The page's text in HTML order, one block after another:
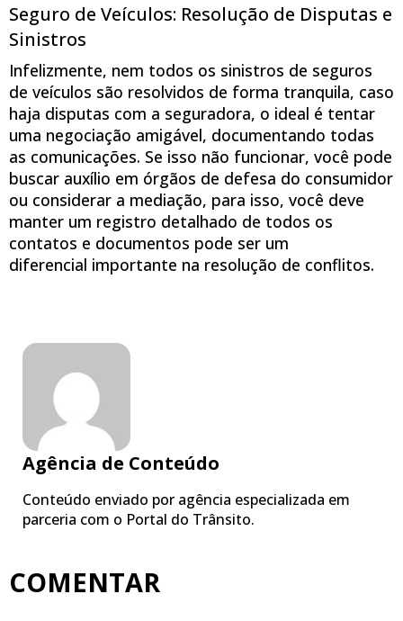
Seguro de Veículos: Resolução de Disputas e
Sinistros
Infelizmente, nem todos os sinistros de seguros
de veículos são resolvidos de forma tranquila, caso
haja disputas com a seguradora, o ideal é tentar
uma negociação amigável, documentando todas
as comunicações. Se isso não funcionar, você pode
buscar auxílio em órgãos de defesa do consumidor
ou considerar a mediação, para isso, você deve
manter um registro detalhado de todos os
contatos e documentos pode ser um
diferencial importante na resolução de conflitos.
Agência de Conteúdo
Conteúdo enviado por agência especializada em
parceria com o Portal do Trânsito.
COMENTAR